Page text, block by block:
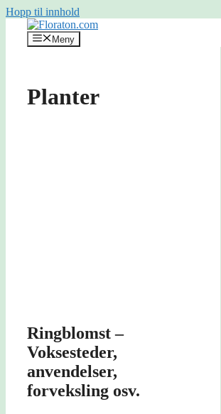
Hopp til innhold
Meny
Planter
Ringblomst –
Voksesteder,
anvendelser,
forveksling osv.